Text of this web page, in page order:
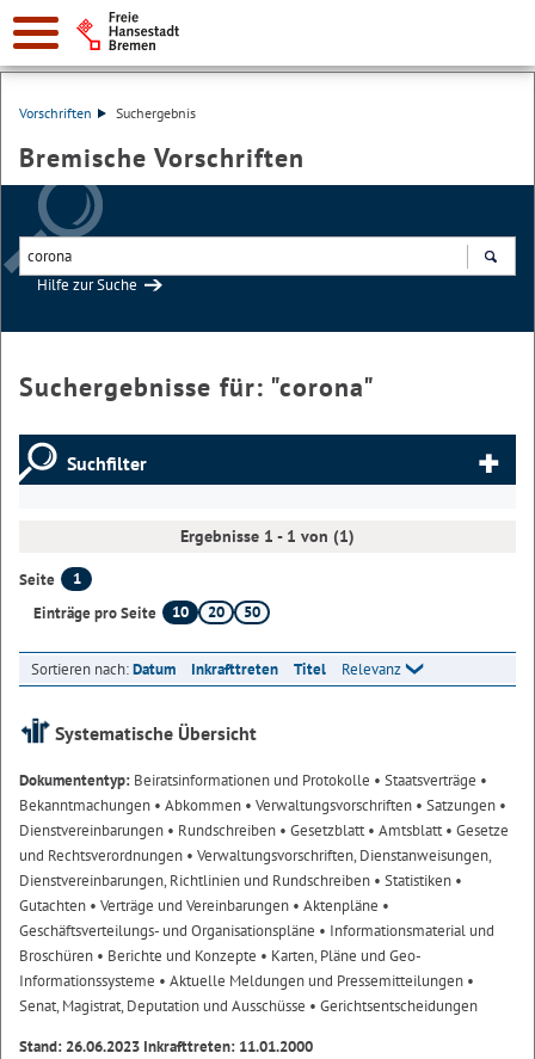
Vorschriften Suchergebnis
Bremische Vorschriften
Hilfe zur Suche
Suchergebnisse für: "corona"
Suchfilter
Ergebnisse 1 - 1 von (1)
Seite
1
Einträge pro Seite
10 20 50
Sortieren nach:Datum Inkrafttreten Titel Relevanz
Systematische Übersicht
Dokumententyp: Beiratsinformationen und Protokolle • Staatsverträge •
Bekanntmachungen • Abkommen • Verwaltungsvorschriften • Satzungen •
Dienstvereinbarungen • Rundschreiben • Gesetzblatt• Amtsblatt• Gesetze
und Rechtsverordnungen • Verwaltungsvorschriften, Dienstanweisungen,
Dienstvereinbarungen, Richtlinien und Rundschreiben • Statistiken •
Gutachten • Verträge und Vereinbarungen • Aktenpläne •
Geschäftsverteilungs- und Organisationspläne • Informationsmaterial und
Broschüren • Berichte und Konzepte • Karten, Pläne und Geo-
Informationssysteme • Aktuelle Meldungen und Pressemitteilungen •
Senat, Magistrat, Deputation und Ausschüsse • Gerichtsentscheidungen
Stand: 26.06.2023 Inkrafttreten: 11.01.2000